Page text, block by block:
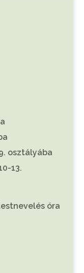
osztályába
13.
óra